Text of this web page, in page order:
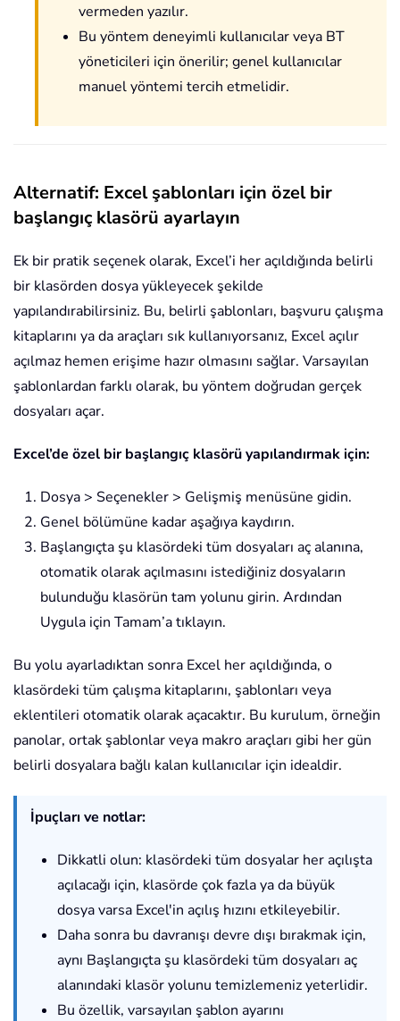
vermeden yazılır.
Bu yöntem deneyimli kullanıcılar veya BT
yöneticileri için önerilir; genel kullanıcılar
manuel yöntemi tercih etmelidir.
Alternatif: Excel şablonları için özel bir
başlangıç klasörü ayarlayın
Ek bir pratik seçenek olarak, Excel’i her açıldığında belirli
bir klasörden dosya yükleyecek şekilde
yapılandırabilirsiniz. Bu, belirli şablonları, başvuru çalışma
kitaplarını ya da araçları sık kullanıyorsanız, Excel açılır
açılmaz hemen erişime hazır olmasını sağlar. Varsayılan
şablonlardan farklı olarak, bu yöntem doğrudan gerçek
dosyaları açar.
Excel’de özel bir başlangıç klasörü yapılandırmak için:
Dosya > Seçenekler > Gelişmiş menüsüne gidin.
Genel bölümüne kadar aşağıya kaydırın.
Başlangıçta şu klasördeki tüm dosyaları aç alanına,
otomatik olarak açılmasını istediğiniz dosyaların
bulunduğu klasörün tam yolunu girin. Ardından
Uygula için Tamam’a tıklayın.
Bu yolu ayarladıktan sonra Excel her açıldığında, o
klasördeki tüm çalışma kitaplarını, şablonları veya
eklentileri otomatik olarak açacaktır. Bu kurulum, örneğin
panolar, ortak şablonlar veya makro araçları gibi her gün
belirli dosyalara bağlı kalan kullanıcılar için idealdir.
İpuçları ve notlar:
Dikkatli olun: klasördeki tüm dosyalar her açılışta
açılacağı için, klasörde çok fazla ya da büyük
dosya varsa Excel'in açılış hızını etkileyebilir.
Daha sonra bu davranışı devre dışı bırakmak için,
aynı Başlangıçta şu klasördeki tüm dosyaları aç
alanındaki klasör yolunu temizlemeniz yeterlidir.
Bu özellik, varsayılan şablon ayarını